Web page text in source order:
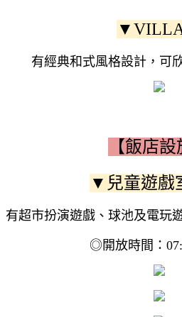
有經典和式風格設計，可
【飯店設
▼兒童遊戲
有超市扮演遊戲、球池及電玩
◎開放時間：